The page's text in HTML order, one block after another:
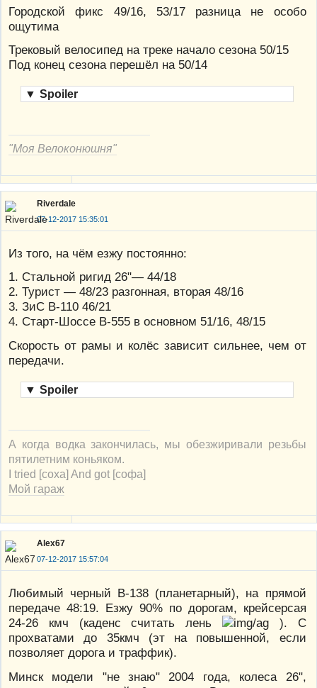
Городской фикс 49/16, 53/17 разница не особо
ощутима
Трековый велосипед на треке начало сезона 50/15
Под конец сезона перешёл на 50/14
▼ Spoiler
"Моя Велоконюшня"
Riverdale
07-12-2017 15:35:01
Из того, на чём езжу постоянно:
1. Стальной ригид 26"— 44/18
2. Турист — 48/23 разгонная, вторая 48/16
3. ЗиС В-110 46/21
4. Старт-Шоссе В-555 в основном 51/16, 48/15
Скорость от рамы и колёс зависит сильнее, чем от
передачи.
▼ Spoiler
А когда водка закончилась, мы обезжиривали резьбы
пятилетним коньяком.
I tried [соха] And got [софа]
Мой гараж
Alex67
07-12-2017 15:57:04
Любимый черный В-138 (планетарный), на прямой
передаче 48:19. Езжу 90% по дорогам, крейсерсая
24-26 кмч (каденс считать лень
). С
прохватами до 35кмч (эт на повышенной, если
позволяет дорога и траффик).
Минск модели "не знаю" 2004 года, колеса 26",